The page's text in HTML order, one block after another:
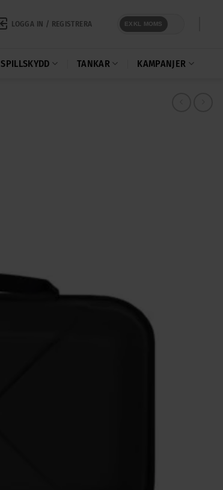
LOGGA IN / REGISTRERA EXKL MOMS
SPILLSKYDD TANKAR KAMPANJER